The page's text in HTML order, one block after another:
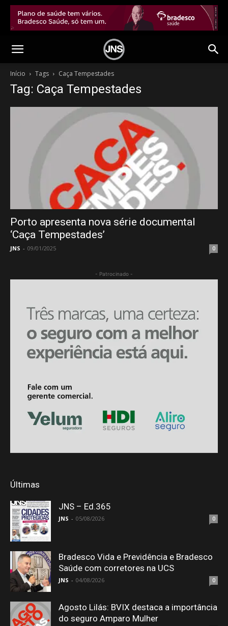
Início Tags Caça Tempestades
Tag: Caça Tempestades
Porto apresenta nova série documental
‘Caça Tempestades’
JNS - 09/01/2025 0
- Patrocinado -
Últimas
JNS – Ed.365
JNS - 05/08/2026 0
Bradesco Vida e Previdência e Bradesco
Saúde com corretores na UCS
JNS - 04/08/2026 0
Agosto Lilás: BVIX destaca a importância
do seguro Amparo Mulher